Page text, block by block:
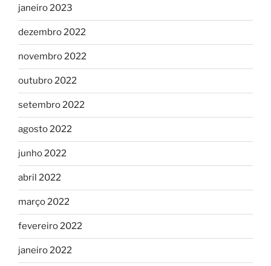
janeiro 2023
dezembro 2022
novembro 2022
outubro 2022
setembro 2022
agosto 2022
junho 2022
abril 2022
março 2022
fevereiro 2022
janeiro 2022